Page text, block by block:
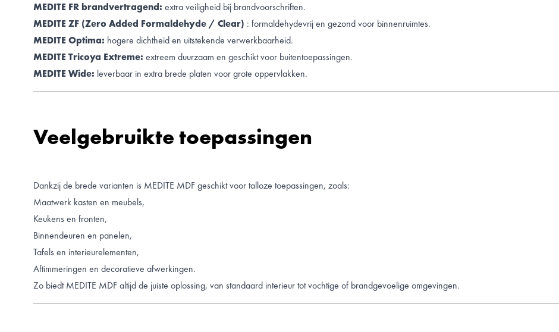
MEDITE FR brandvertragend: extra veiligheid bij brandvoorschriften.
MEDITE ZF (Zero Added Formaldehyde / Clear) : formaldehydevrij en gezond voor binnenruimtes.
MEDITE Optima: hogere dichtheid en uitstekende verwerkbaarheid.
MEDITE Tricoya Extreme: extreem duurzaam en geschikt voor buitentoepassingen.
MEDITE Wide: leverbaar in extra brede platen voor grote oppervlakken.
Veelgebruikte toepassingen
Dankzij de brede varianten is MEDITE MDF geschikt voor talloze toepassingen, zoals:
Maatwerk kasten en meubels,
Keukens en fronten,
Binnendeuren en panelen,
Tafels en interieurelementen,
Aftimmeringen en decoratieve afwerkingen.
Zo biedt MEDITE MDF altijd de juiste oplossing, van standaard interieur tot vochtige of brandgevoelige omgevingen.